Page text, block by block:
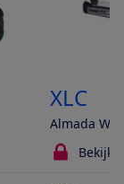
XLC
Almada
Bekijk